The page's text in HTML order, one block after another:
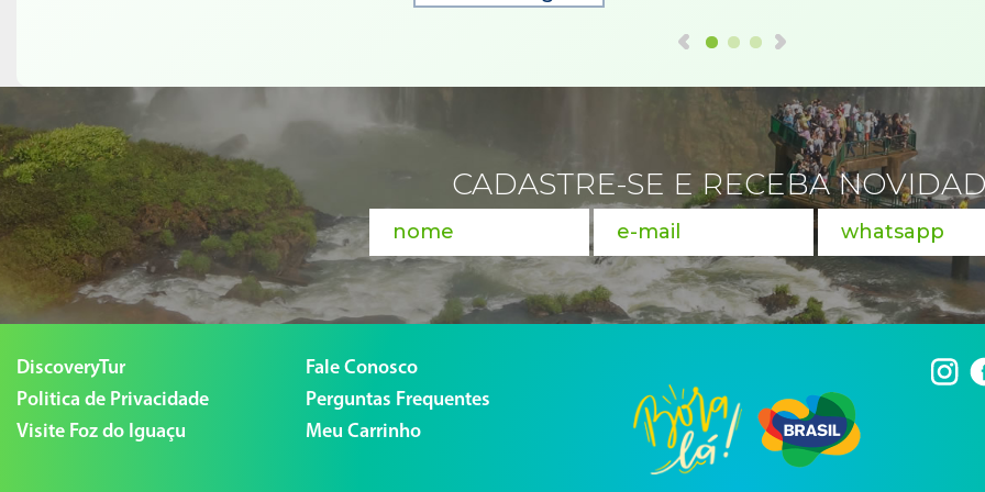
CADASTRE-SE E RECEBA
DiscoveryTur
Politica de Privacidade
Visite Foz do Iguaçu
Fale Conosco
Perguntas Frequentes
Meu Carrinho